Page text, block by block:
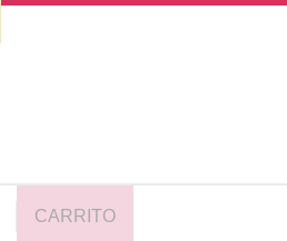
CARRITO